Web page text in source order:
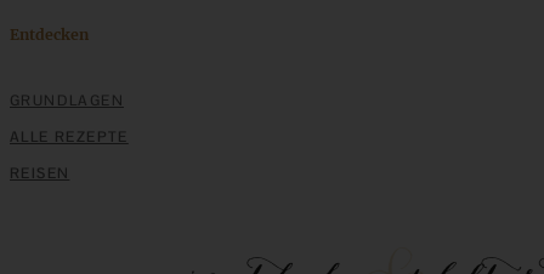
Entdecken
GRUNDLAGEN
ALLE REZEPTE
REISEN